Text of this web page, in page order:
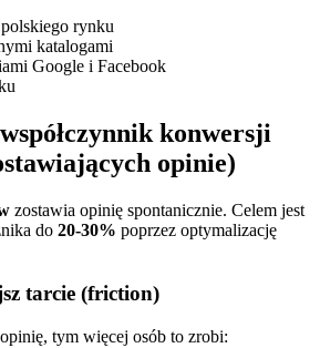
rynku
katalogami
Google i Facebook
konwersji
opinie)
zostawia opinię spontanicznie. Celem jest
do 20-30% poprzez optymalizację
tarcie (friction)
tym więcej osób to zrobi: